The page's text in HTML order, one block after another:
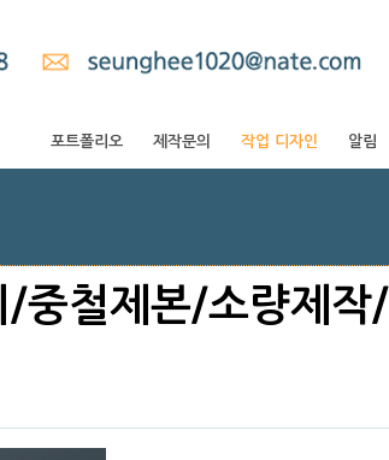
알림
작업 디자인
제작문의
포트폴리오
/중철제본/소량제작/